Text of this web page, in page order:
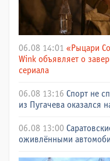
06.08 14:01 «Рыцари
Wink объявляет о
сериала
06.08 13:16 Спорт не
из Пугачева оказался
06.08 13:00
оживлёнными